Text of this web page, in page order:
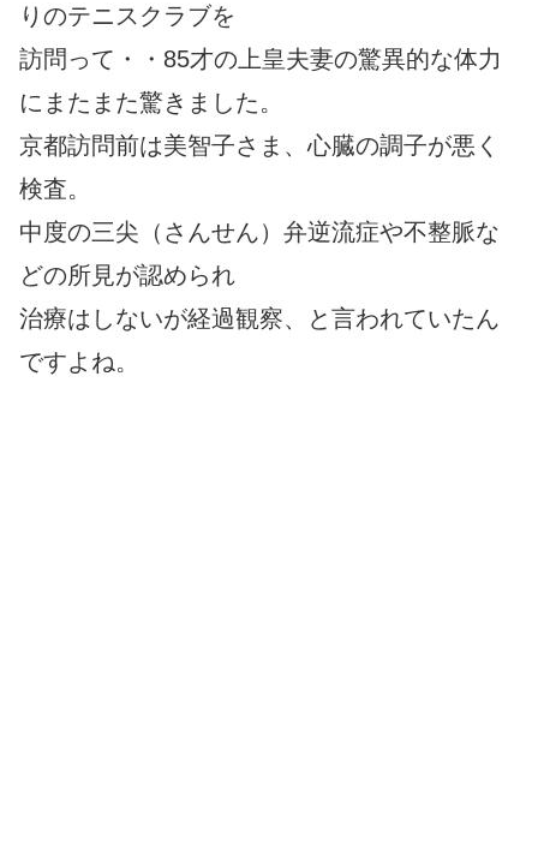
りのテニスクラブを
訪問って・・85才の上皇夫妻の驚異的な体力
にまたまた驚きました。
京都訪問前は美智子さま、心臓の調子が悪く
検査。
中度の三尖（さんせん）弁逆流症や不整脈な
どの所見が認められ
治療はしないが経過観察、と言われていたん
ですよね。